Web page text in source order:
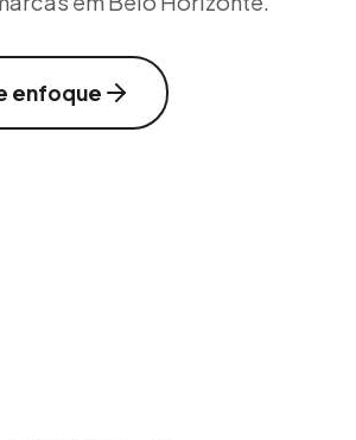
enfoque